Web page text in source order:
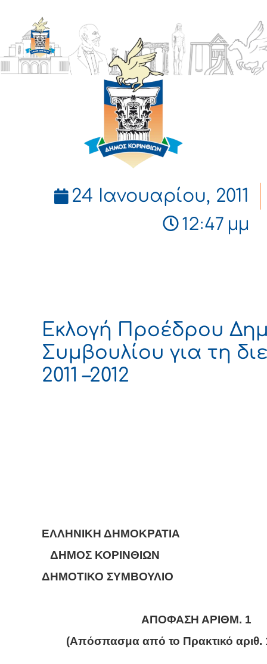
ΔΗΜΟΣ
ΚΟΡΙΝΘΙΩΝ
24 Ιανουαρίου, 2011
12:47 μμ
Εκλογή Προέδρου
Συμβουλίου για τη
2011 –2012
ΕΛΛΗΝΙΚΗ ΔΗΜΟΚΡΑΤΙΑ
ΔΗΜΟΣ ΚΟΡΙΝΘΙΩΝ
ΔΗΜΟΤΙΚΟ ΣΥΜΒΟΥΛΙΟ
ΑΠΟΦΑΣΗ ΑΡΙΘΜ. 1
(Απόσπασμα από το Πρακτικό αριθ.